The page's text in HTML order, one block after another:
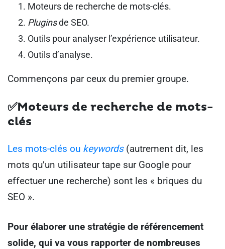
Moteurs de recherche de mots-clés.
Pluginsde SEO.
Outils pour analyser l’expérience utilisateur.
Outils d’analyse.
Commençons par ceux du premier groupe.
✅Moteurs de recherche de mots-
clés
Les mots-clés ou keywords (autrement dit, les
mots qu’un utilisateur tape sur Google pour
effectuer une recherche) sont les « briques du
SEO ».
Pour élaborer une stratégie de référencement
solide, qui va vous rapporter de nombreuses